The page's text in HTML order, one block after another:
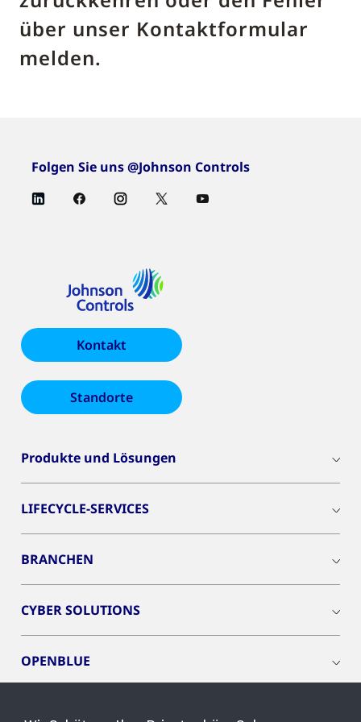
über unser Kontaktformular
melden.
Folgen Sie uns @Johnson Controls
Kontakt
Standorte
Produkte und Lösungen
LIFECYCLE-SERVICES
BRANCHEN
CYBER SOLUTIONS
OPENBLUE